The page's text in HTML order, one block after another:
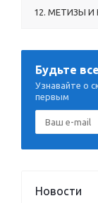
12. МЕТИЗЫ И
Будьте
Узнавайте о
первым
Новости